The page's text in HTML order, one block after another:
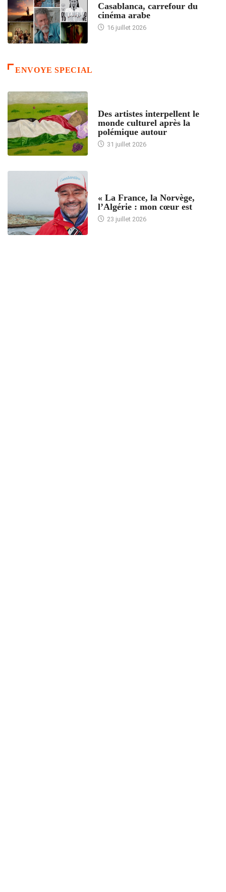
Casablanca, carrefour du
cinéma arabe
16 juillet 2026
ENVOYE SPECIAL
Des artistes interpellent le
monde culturel après la
polémique autour
31 juillet 2026
« La France, la Norvège,
l’Algérie : mon cœur est
23 juillet 2026